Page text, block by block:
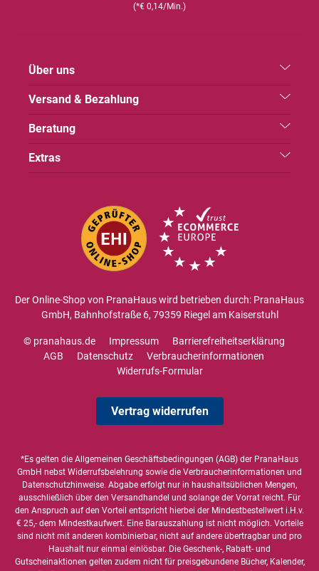
(*€ 0,14/Min.)
Über uns
Versand & Bezahlung
Beratung
Extras
Der Online-Shop von PranaHaus wird betrieben durch: PranaHaus
GmbH, Bahnhofstraße 6, 79359 Riegel am Kaiserstuhl
© pranahaus.de Impressum
Barrierefreiheitserklärung
AGB
Datenschutz
Verbraucherinformationen
Widerrufs-Formular
Vertrag widerrufen
*Es gelten die Allgemeinen Geschäftsbedingungen (AGB) der PranaHaus
GmbH nebst Widerrufsbelehrung sowie die Verbraucherinformationen und
Datenschutzhinweise. Abgabe erfolgt nur in haushaltsüblichen Mengen,
ausschließlich über den Versandhandel und solange der Vorrat reicht. Für
den Anspruch auf den Vorteil entspricht hierbei der Mindestbestellwert i.H.v.
€ 25,- dem Mindestkaufwert. Eine Barauszahlung ist nicht möglich. Vorteile
sind nicht mit anderen kombinierbar, nicht auf andere übertragbar und pro
Haushalt nur einmal einlösbar. Die Geschenk-, Rabatt- und
Gutscheinaktionen gelten zudem nicht für preisgebundene Bücher, Kalender,